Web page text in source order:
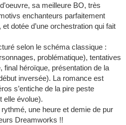
sa meilleure BO, très
enchanteurs parfaitement
dotée d’une orchestration qui fait
selon le schéma classique :
problématique), tentatives
final héroïque, présentation de la
inversée). La romance est
s’entiche de la pire peste
elle évolue).
rythmé, une heure et demie de pur
Dreamworks !!